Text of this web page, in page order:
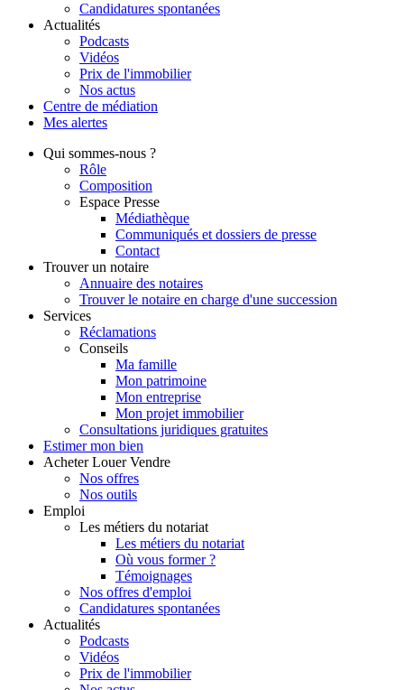
Candidatures spontanées
Actualités
Podcasts
Vidéos
Prix de l'immobilier
Nos actus
Centre de médiation
Mes alertes
Qui sommes-nous ?
Rôle
Composition
Espace Presse
Médiathèque
Communiqués et dossiers de presse
Contact
Trouver un notaire
Annuaire des notaires
Trouver le notaire en charge d'une succession
Services
Réclamations
Conseils
Ma famille
Mon patrimoine
Mon entreprise
Mon projet immobilier
Consultations juridiques gratuites
Estimer mon bien
Acheter Louer Vendre
Nos offres
Nos outils
Emploi
Les métiers du notariat
Les métiers du notariat
Où vous former ?
Témoignages
Nos offres d'emploi
Candidatures spontanées
Actualités
Podcasts
Vidéos
Prix de l'immobilier